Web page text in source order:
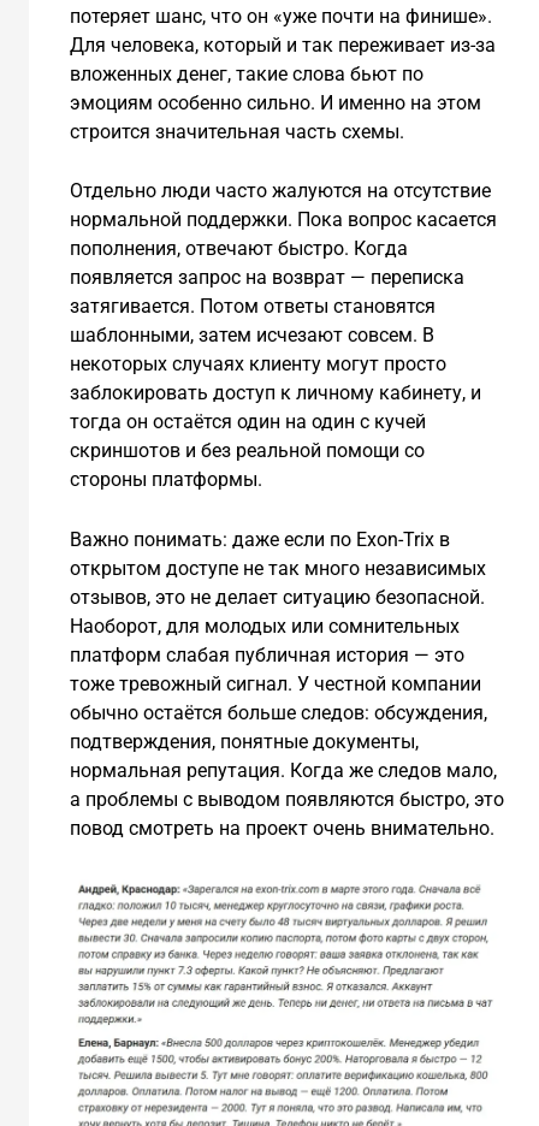
потеряет шанс, что он «уже почти на финише».
Для человека, который и так переживает из-за
вложенных денег, такие слова бьют по
эмоциям особенно сильно. И именно на этом
строится значительная часть схемы.
Отдельно люди часто жалуются на отсутствие
нормальной поддержки. Пока вопрос касается
пополнения, отвечают быстро. Когда
появляется запрос на возврат — переписка
затягивается. Потом ответы становятся
шаблонными, затем исчезают совсем. В
некоторых случаях клиенту могут просто
заблокировать доступ к личному кабинету, и
тогда он остаётся один на один с кучей
скриншотов и без реальной помощи со
стороны платформы.
Важно понимать: даже если по Exon-Trix в
открытом доступе не так много независимых
отзывов, это не делает ситуацию безопасной.
Наоборот, для молодых или сомнительных
платформ слабая публичная история — это
тоже тревожный сигнал. У честной компании
обычно остаётся больше следов: обсуждения,
подтверждения, понятные документы,
нормальная репутация. Когда же следов мало,
а проблемы с выводом появляются быстро, это
повод смотреть на проект очень внимательно.